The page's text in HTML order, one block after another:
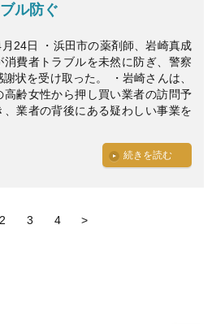
ル防ぐ
24日 ・浜田市の薬剤師、岩崎真成
消費者トラブルを未然に防ぎ、警察
状を受け取った。 ・岩崎さんは、
高齢女性から押し買い業者の訪問予
、業者の背後にある疑わしい事業を
続きを読む
2 3 4 >